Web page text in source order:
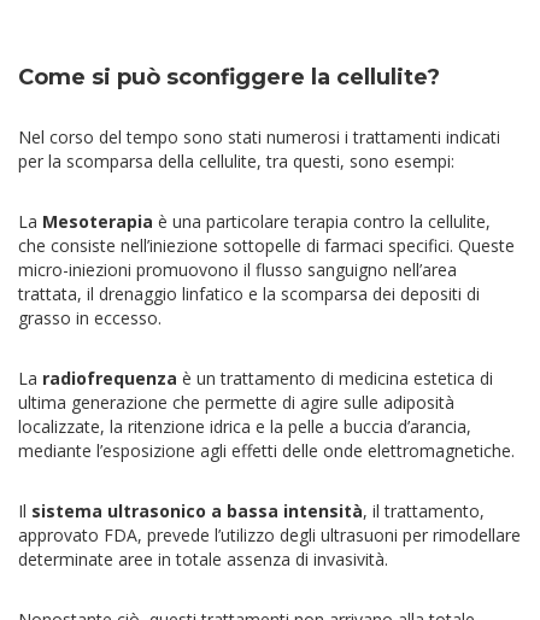
Come si può sconfiggere la cellulite?
Nel corso del tempo sono stati numerosi i trattamenti indicati
per la scomparsa della cellulite, tra questi, sono esempi:
La Mesoterapia è una particolare terapia contro la cellulite,
che consiste nell’iniezione sottopelle di farmaci specifici. Queste
micro-iniezioni promuovono il flusso sanguigno nell’area
trattata, il drenaggio linfatico e la scomparsa dei depositi di
grasso in eccesso.
La radiofrequenza è un trattamento di medicina estetica di
ultima generazione che permette di agire sulle adiposità
localizzate, la ritenzione idrica e la pelle a buccia d’arancia,
mediante l’esposizione agli effetti delle onde elettromagnetiche.
Il sistema ultrasonico a bassa intensità, il trattamento,
approvato FDA, prevede l’utilizzo degli ultrasuoni per rimodellare
determinate aree in totale assenza di invasività.